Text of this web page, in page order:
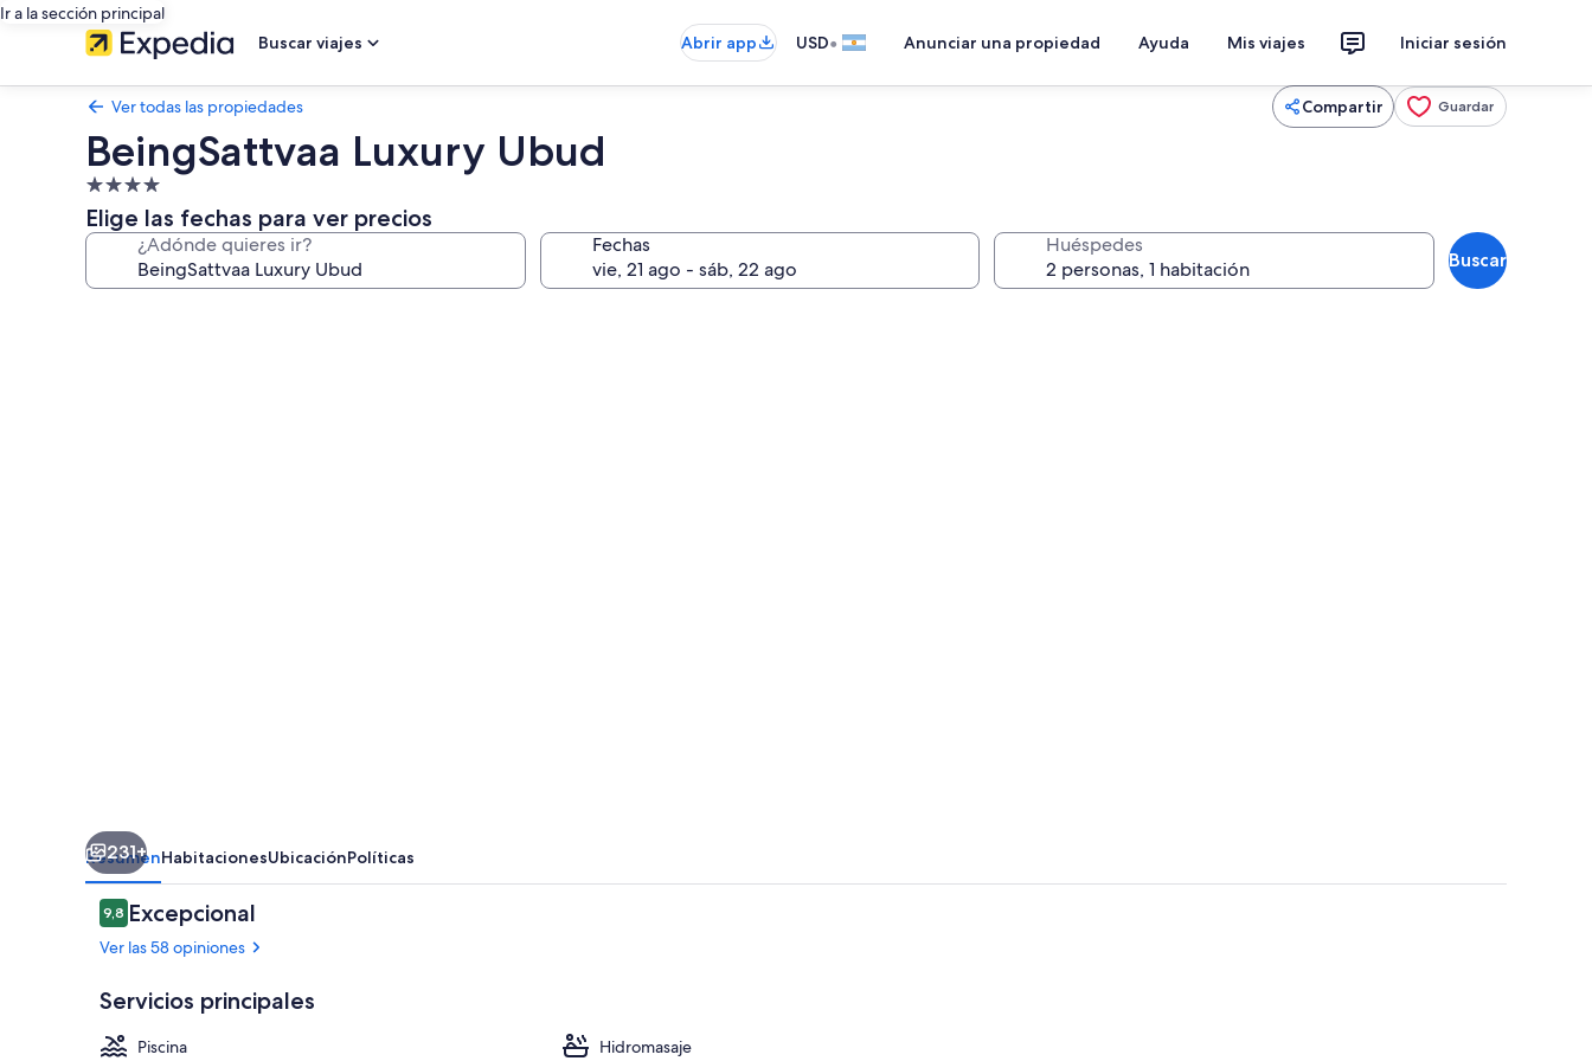
Ir a la sección principal
Buscar viajes
Abrir app USD• Anunciar una propiedad Ayuda Mis viajes Iniciar sesión
Ver todas las propiedades Compartir Guardar
BeingSattvaa Luxury Ubud
Propiedad
de
4.0
estrellas
Elige las fechas para ver precios
¿Adónde quieres ir? Fechas Huéspedes
Buscar
231+
ResumenHabitacionesUbicaciónPolíticas
Opiniones
9,89,8 de 10
Excepcional
Ver las 58 opiniones
Servicios principales
Piscina
Hidromasaje